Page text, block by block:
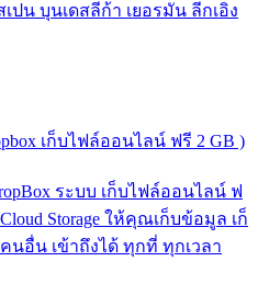
ปน บุนเดสลีก้า เยอรมัน ลีกเอิง
เก็บไฟล์ออนไลน์ ฟรี 2 GB )
ระบบ เก็บไฟล์ออนไลน์ ฟ
Storage ให้คุณเก็บข้อมูล เก็
นอื่น เข้าถึงได้ ทุกที่ ทุกเวลา